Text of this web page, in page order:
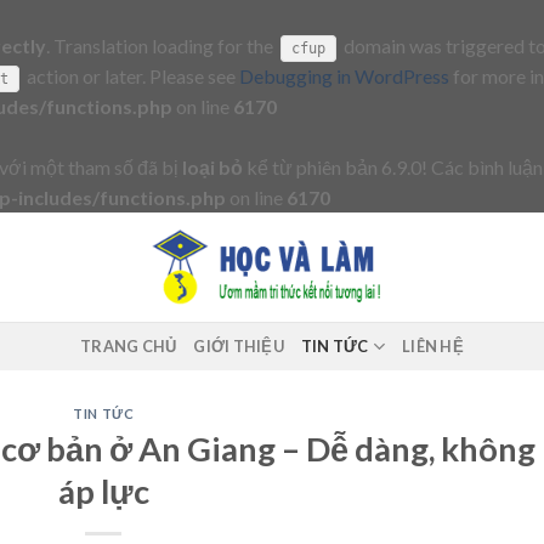
. Translation loading for the cfup
domain was triggered
action or later. Please see Debugging in WordPress for more
functions.php on line 6170
một tham số đã bị loại bỏ kể từ phiên bản 6.9.0! Các bình
includes/functions.php on line 6170
TRANG CHỦ GIỚI THIỆU TIN TỨC LIÊN HỆ
TIN TỨC
bản ở An Giang – Dễ dàng, không
áp lực